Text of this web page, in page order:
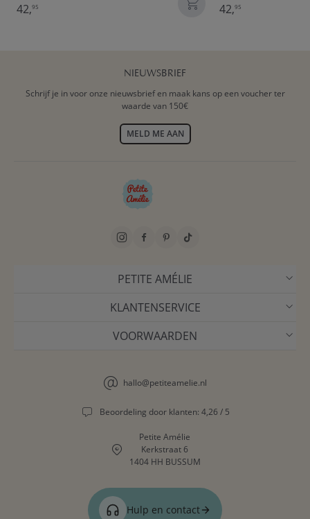
42,95 42,95
NIEUWSBRIEF
Schrijf je in voor onze nieuwsbrief en maak kans op een voucher ter
waarde van 150€
MELD ME AAN
PETITE AMÉLIE
KLANTENSERVICE
VOORWAARDEN
hallo@petiteamelie.nl
Beoordeling door klanten: 4,26 / 5
Petite Amélie
Kerkstraat 6
1404 HH BUSSUM
Hulp en contact